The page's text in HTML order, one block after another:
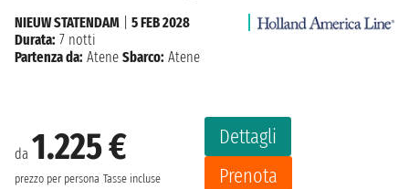
da 1.225 €
prezzo per persona Tasse incluse
Dettagli
Prenota
NIEUW STATENDAM
5 FEB 2028
Durata: 7 notti
Partenza da: Atene Sbarco: Atene